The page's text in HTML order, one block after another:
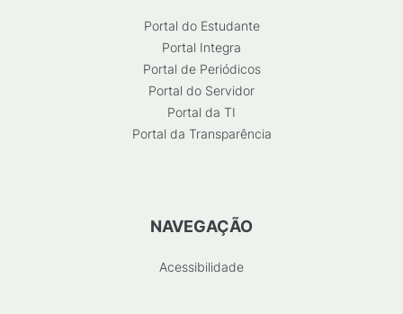
Portal do Estudante
Portal Integra
Portal de Periódicos
Portal do Servidor
Portal da TI
Portal da Transparência
NAVEGAÇÃO
Acessibilidade